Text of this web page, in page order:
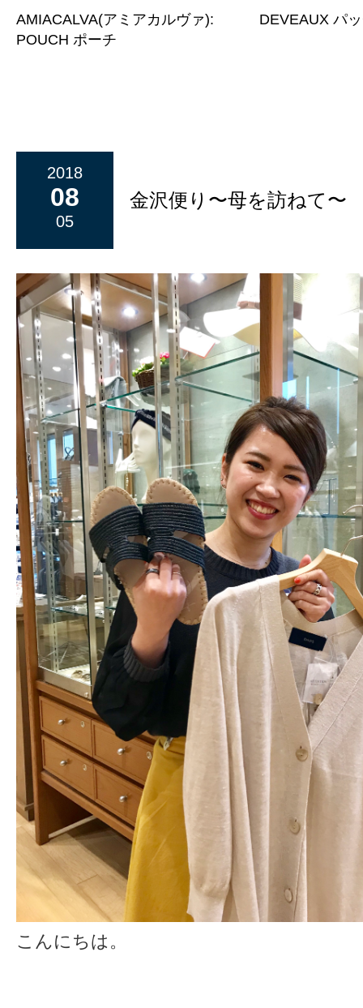
AMIACALVA(アミアカルヴァ):
POUCH ポーチ
DEVEAUX パ
2018
08
05
金沢便り〜母を訪ねて〜
こんにちは。